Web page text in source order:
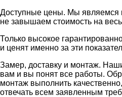
Доступные цены. Мы являемся
не завышаем стоимость на
Только высокое
и ценят именно за эти
Замер, доставку и монтаж.
вам и вы понят все работы.
монтаж выполнить качественно,
отвечать всем заявленным